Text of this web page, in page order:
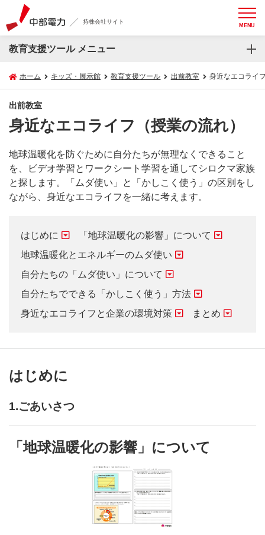
持株会社サイト MENU
教育支援ツール メニュー
ホーム キッズ・展示館 教育支援ツール 出前教室 身近なエコライ
出前教室
身近なエコライフ（授業の流れ）
地球温暖化を防ぐために自分たちが無理なくできること
を、ビデオ学習とワークシート学習を通してシロクマ家族
と探します。「ムダ使い」と「かしこく使う」の区別をし
ながら、身近なエコライフを一緒に考えます。
はじめに
「地球温暖化の影響」について
地球温暖化とエネルギーのムダ使い
自分たちの「ムダ使い」について
自分たちでできる「かしこく使う」方法
身近なエコライフと企業の環境対策
まとめ
はじめに
1.ごあいさつ
「地球温暖化の影響」について